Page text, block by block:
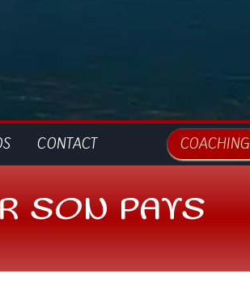
CONTACT COACHING
SON PAYS